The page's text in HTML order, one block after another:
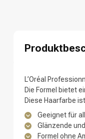
L’Oréal
Die Formel bietet
Diese Haarfarbe
Geeignet für
Glänzende
Formel ohne